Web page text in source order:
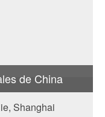
de China
Shanghai